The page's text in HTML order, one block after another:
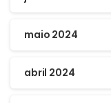
maio 2024
abril 2024